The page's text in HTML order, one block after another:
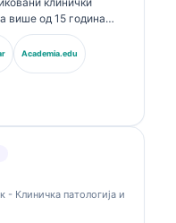
више од 15 година
медицини и клиничкој
интелигенције. Као
у Kantesti AI, он
медицинском
мреже. Др Клајн је
тумачењу биомаркера
у темама из
Academia.edu
- Клиничка патологија и